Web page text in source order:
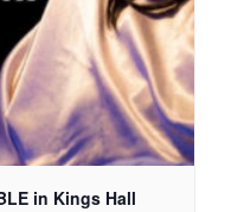
in Kings Hall